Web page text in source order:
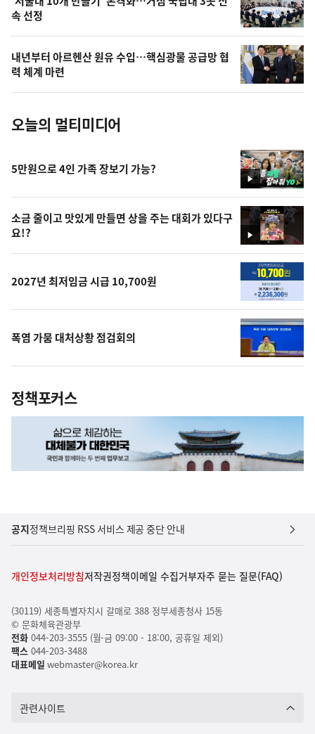
늘
사
진
속 선정
내년부터 아르헨산 원유 수입…핵심광물 공급망 협
력 체계 마련
오늘의 멀티미디어
영
상
5만원으로 4인 가족 장보기 가능?
영
상
소금 줄이고 맛있게 만들면 상을 주는 대회가 있다구
요!?
2027년 최저임금 시급 10,700원
폭염 가뭄 대처상황 점검회의
정책포커스
공지정책브리핑 RSS 서비스 제공 중단 안내
개인정보처리방침저작권정책이메일 수집거부자주 묻는 질문(FAQ)
(30119) 세종특별자치시 갈매로 388 정부세종청사 15동
© 문화체육관광부
전화044-203-3555 (월-금 09:00 - 18:00, 공휴일 제외)
팩스044-203-3488
대표메일 webmaster@korea.kr
관련사이트